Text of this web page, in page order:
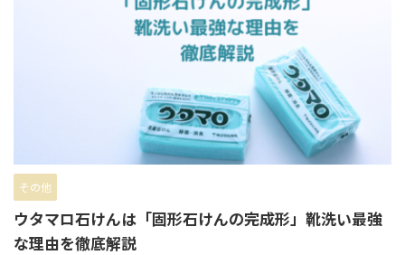
その他
ウタマロ石けんは「固形石けんの完成形」靴洗い最強
な理由を徹底解説